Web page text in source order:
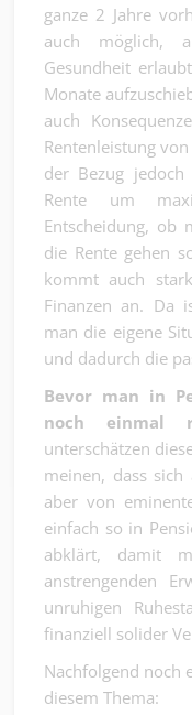
ganze 2 Jahre
auch möglich,
Gesundheit
Monate
auch
Rentenleistung
der Bezug
Rente um
Entscheidung,
die Rente gehen
kommt auch
Finanzen an. Da
man die eigene
und dadurch die
Bevor man in
noch einmal
unterschätzen
meinen, dass
aber von
einfach so in
abklärt, damit
anstrengenden
unruhigen
finanziell solider
Nachfolgend noch
diesem Thema: